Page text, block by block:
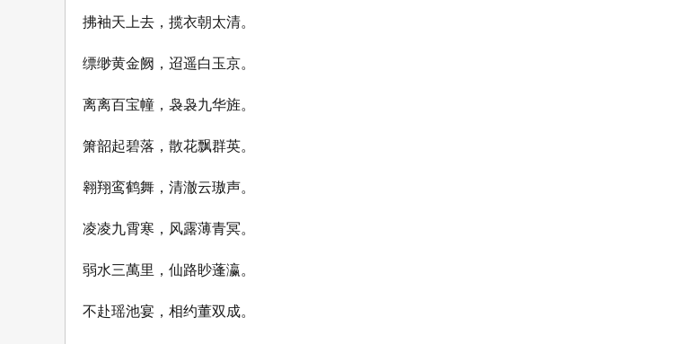
拂袖天上去，揽衣朝太清。
缥缈黄金阙，迢遥白玉京。
离离百宝幢，袅袅九华旌。
箫韶起碧落，散花飘群英。
翱翔鸾鹤舞，清澈云璈声。
凌凌九霄寒，风露薄青冥。
弱水三萬里，仙路眇蓬瀛。
不赴瑶池宴，相约董双成。